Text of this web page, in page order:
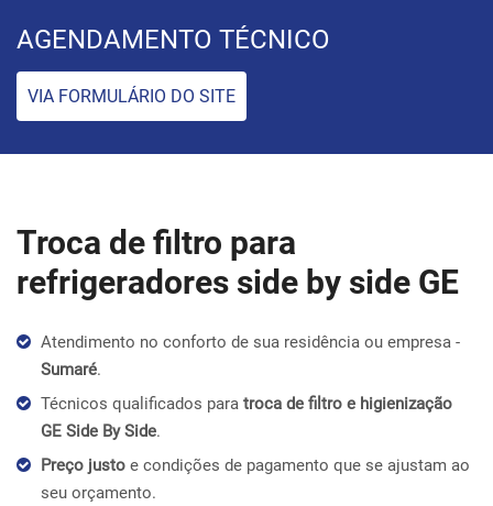
AGENDAMENTO TÉCNICO
VIA FORMULÁRIO DO SITE
Troca de filtro para
refrigeradores side by side GE
Atendimento no conforto de sua residência ou empresa -
Sumaré.
Técnicos qualificados para troca de filtro e higienização
GE Side By Side.
Preço justo e condições de pagamento que se ajustam ao
seu orçamento.